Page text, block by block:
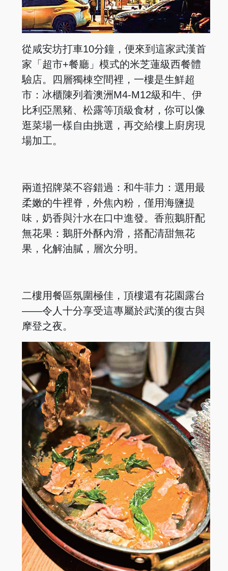
從咸安坊打車10分鐘，便來到這家武漢首
家「超市+餐廳」模式的米芝蓮級西餐體
驗店。四層獨棟空間裡，一樓是生鮮超
市：冰櫃陳列着澳洲M4-M12級和牛、伊
比利亞黑豬、松露等頂級食材，你可以像
逛菜場一樣自由挑選，再交給樓上廚房現
場加工。
兩道招牌菜不容錯過：和牛菲力：選用最
柔嫩的牛裡脊，外焦內粉，僅用海鹽提
味，奶香與汁水在口中進發。香煎鵝肝配
無花果：鵝肝外酥內滑，搭配清甜無花
果，化解油膩，層次分明。
二樓用餐區氛圍極佳，頂樓還有花園露台
——令人十分享受這專屬於武漢的復古與
摩登之夜。